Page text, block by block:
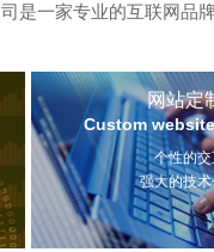
是一家专业的互联网品
网站定
Custom
个性的
强大的技